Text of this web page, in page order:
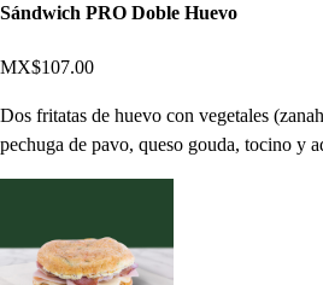
Sándwich PRO Doble Huevo
MX$107.00
Dos fritatas de huevo con vegetales
pechuga de pavo, queso gouda, tocino y